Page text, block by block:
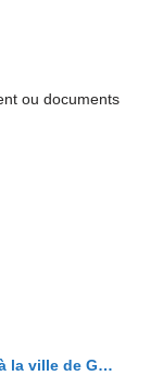
ou documents
de Grenoble